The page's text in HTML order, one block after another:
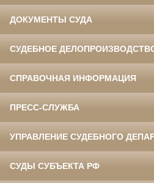
ДОКУМЕНТЫ СУДА
СУДЕБНОЕ
СПРАВОЧНАЯ ИНФОРМАЦИЯ
ПРЕСС-СЛУЖБА
УПРАВЛЕНИЕ СУДЕБНОГО
СУДЫ СУБЪЕКТА РФ